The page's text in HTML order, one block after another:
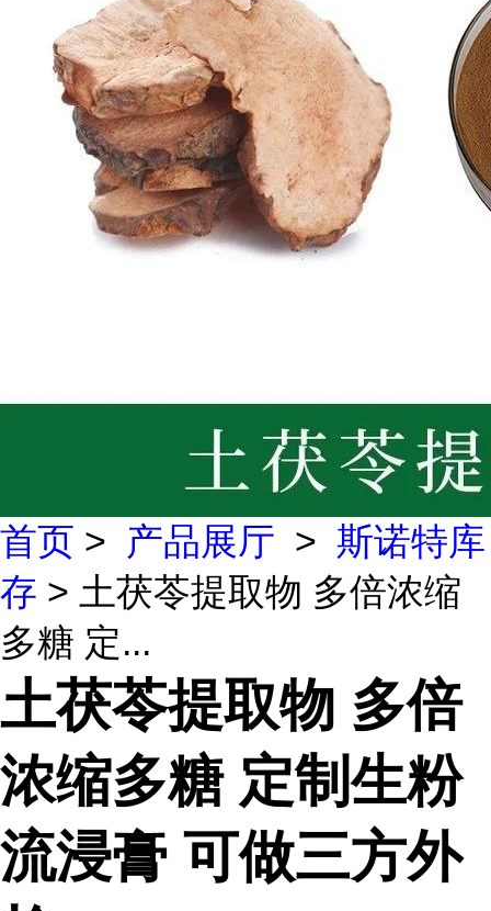
首页 > 产品展厅 > 斯诺特库
存 > 土茯苓提取物 多倍浓缩
多糖 定...
土茯苓提取物 多倍
浓缩多糖 定制生粉
流浸膏 可做三方外